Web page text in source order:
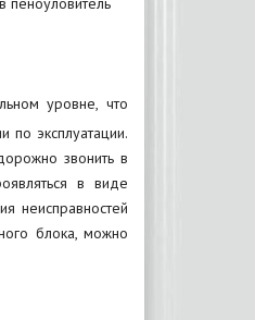
пеноуловитель
уровне, что
по эксплуатации.
звонить в
в виде
неисправностей
блока, можно